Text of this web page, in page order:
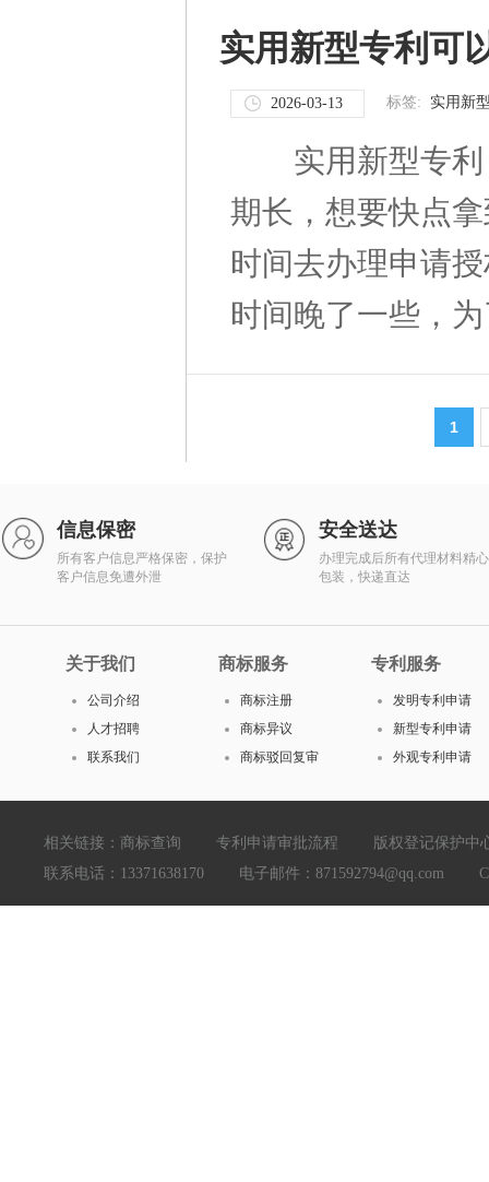
实用新型专利可
2026-03-13 标签: 实用新
实用新型专利
期长，想要快点
时间去办理申请
时间晚了一些，
1
信息保密
所有客户信息严格保密，保护
客户信息免遭外泄
安全送达
办理完成后所有代理材料精心
包装，快递直达
关于我们
公司介绍
人才招聘
联系我们
商标服务
商标注册
商标异议
商标驳回复审
专利服务
发明专利申请
新型专利申请
外观专利申请
相关链接： 商标查询 专利申请审批流程
版权登记保护中
联系电话：13371638170 电子邮件：871592794@qq.com